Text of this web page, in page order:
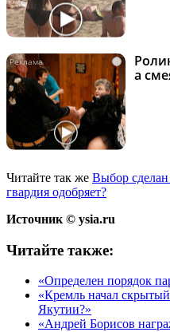
i
а
Читайте так же Выбор сделан
гвардия одобряет?
Источник © ysia.ru
Читайте также:
«Определен порядок
«Кремль начал
Якутии?»
«Андрей Борисов